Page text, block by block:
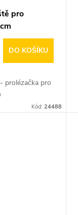
pro
DO KOŠÍKU
prolézačka pro
Kód:24488